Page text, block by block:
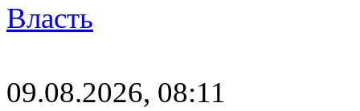
Власть
09.08.2026, 08:11